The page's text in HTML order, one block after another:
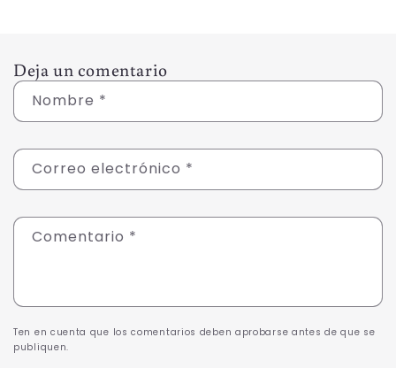
Deja un comentario
Nombre *
Correo electrónico *
Comentario *
Ten en cuenta que los comentarios deben aprobarse antes de que se
publiquen.